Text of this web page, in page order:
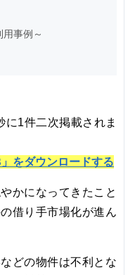
事例～
に1件二次掲載されま
をダウンロードする
かになってきたこと
借り手市場化が進ん
どの物件は不利とな